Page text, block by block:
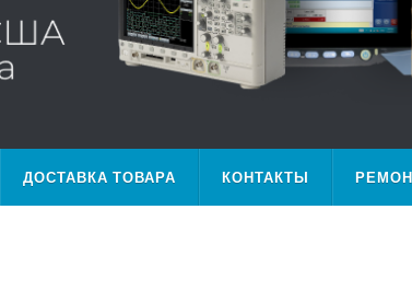
ДОСТАВКА ТОВАРА КОНТАКТЫ